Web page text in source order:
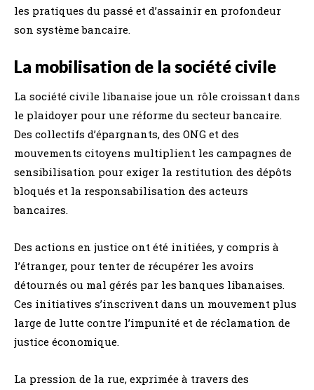
les pratiques du passé et d’assainir en profondeur
son système bancaire.
La mobilisation de la société civile
La société civile libanaise joue un rôle croissant dans
le plaidoyer pour une réforme du secteur bancaire.
Des collectifs d’épargnants, des ONG et des
mouvements citoyens multiplient les campagnes de
sensibilisation pour exiger la restitution des dépôts
bloqués et la responsabilisation des acteurs
bancaires.
Des actions en justice ont été initiées, y compris à
l’étranger, pour tenter de récupérer les avoirs
détournés ou mal gérés par les banques libanaises.
Ces initiatives s’inscrivent dans un mouvement plus
large de lutte contre l’impunité et de réclamation de
justice économique.
La pression de la rue, exprimée à travers des